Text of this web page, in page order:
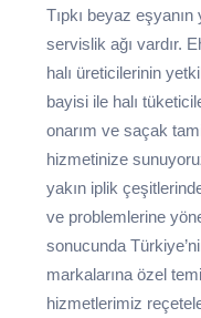
Tıpkı beyaz
servislik ağı vardır.
halı üreticilerinin
bayisi ile halı
onarım ve saçak
hizmetinize
yakın iplik
ve problemlerine
sonucunda
markalarına özel
hizmetlerimiz